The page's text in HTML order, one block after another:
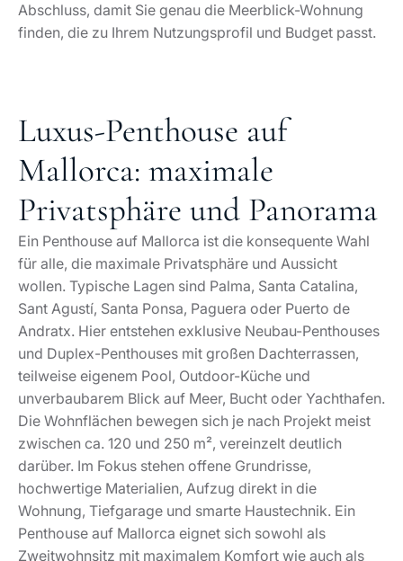
Abschluss, damit Sie genau die Meerblick-Wohnung
finden, die zu Ihrem Nutzungsprofil und Budget passt.
Luxus-Penthouse auf
Mallorca: maximale
Privatsphäre und Panorama
Ein Penthouse auf Mallorca ist die konsequente Wahl
für alle, die maximale Privatsphäre und Aussicht
wollen. Typische Lagen sind Palma, Santa Catalina,
Sant Agustí, Santa Ponsa, Paguera oder Puerto de
Andratx. Hier entstehen exklusive Neubau-Penthouses
und Duplex-Penthouses mit großen Dachterrassen,
teilweise eigenem Pool, Outdoor-Küche und
unverbaubarem Blick auf Meer, Bucht oder Yachthafen.
Die Wohnflächen bewegen sich je nach Projekt meist
zwischen ca. 120 und 250 m², vereinzelt deutlich
darüber. Im Fokus stehen offene Grundrisse,
hochwertige Materialien, Aufzug direkt in die
Wohnung, Tiefgarage und smarte Haustechnik. Ein
Penthouse auf Mallorca eignet sich sowohl als
Zweitwohnsitz mit maximalem Komfort wie auch als